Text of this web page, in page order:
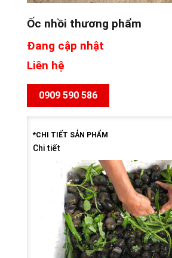
Ốc nhồi thương phẩm
Đang cập nhật
Liên hệ
0909 590 586
*CHI TIẾT SẢN PHẨM
Chi tiết